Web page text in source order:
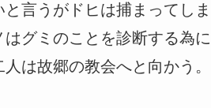
と言うがドヒは捕まってし
はグミのことを診断する為
人は故郷の教会へと向かう。